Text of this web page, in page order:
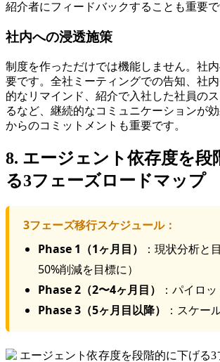
紹介者にフィードバックすることも重要で
社内への浸透施策
制度を作っただけでは機能しません。社
要です。全社ミーティングでの告知、社
的なリマインド、紹介で入社した社員の
るなど、継続的なコミュニケーションが
からのコミットメントも重要です。
8. エージェント依存度を段
る3フェーズロードマップ
3フェーズ移行スケジュール：
Phase 1（1ヶ月目）
：現状分析と
50%削減を目標に）
Phase 2（2〜4ヶ月目）
：パイロ
Phase 3（5ヶ月目以降）
：スケー